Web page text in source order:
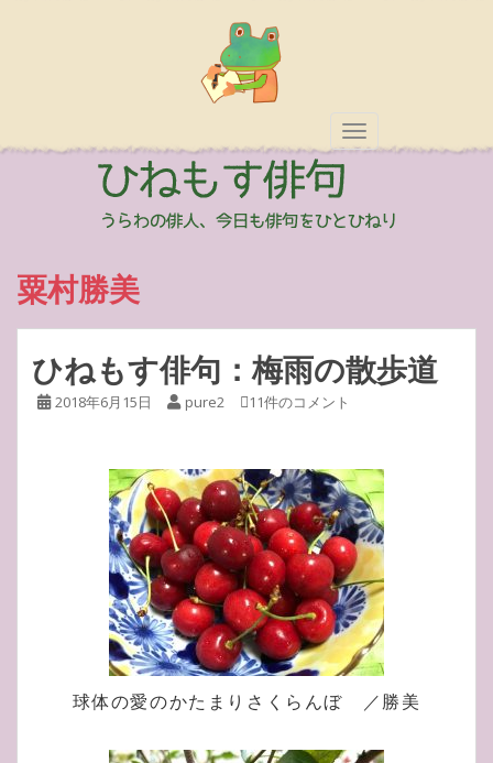
TOGGLE
粟村勝美
ひねもす俳句：梅雨の散歩道
2018年6月15日 pure2 11件のコメント
球体の愛のかたまりさくらんぼ ／勝美